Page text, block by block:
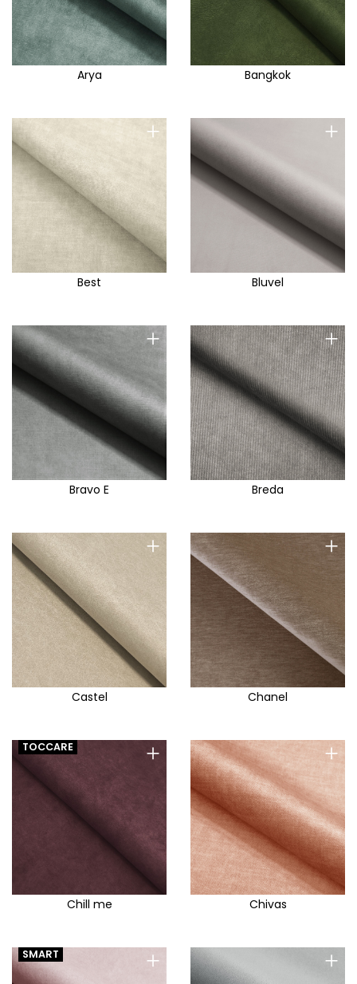
Arya Bangkok
+
Best
+
Bluvel
+
Bravo E
+
Breda
+
Castel
+
Chanel
+
TOCCARE
Chill me
+
Chivas
+
SMART +